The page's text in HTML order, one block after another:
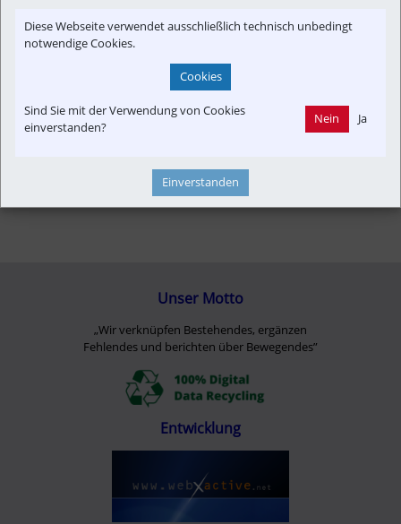
Unser Motto
„Wir verknüpfen Bestehendes, ergänzen
Fehlendes und berichten über Bewegendes”
Entwicklung
Diese Webseite verwendet ausschließlich technisch unbedingt
notwendige Cookies.
Cookies
Sind Sie mit der Verwendung von Cookies
einverstanden?
Nein Ja
Einverstanden